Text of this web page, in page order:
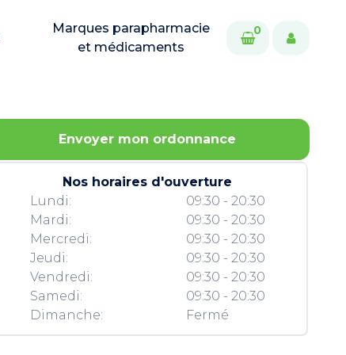
Marques parapharmacie
et médicaments
0
Envoyer mon ordonnance
Nos horaires d'ouverture
Lundi:
Mardi:
Mercredi:
Jeudi:
Vendredi:
Samedi:
Dimanche:
09:30 - 20:30
09:30 - 20:30
09:30 - 20:30
09:30 - 20:30
09:30 - 20:30
09:30 - 20:30
Fermé